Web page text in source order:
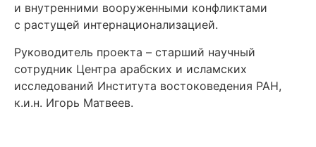
и внутренними вооруженными конфликтами
с растущей интернационализацией.
Руководитель проекта – старший научный
сотрудник Центра арабских и исламских
исследований Института востоковедения РАН,
к.и.н. Игорь Матвеев.